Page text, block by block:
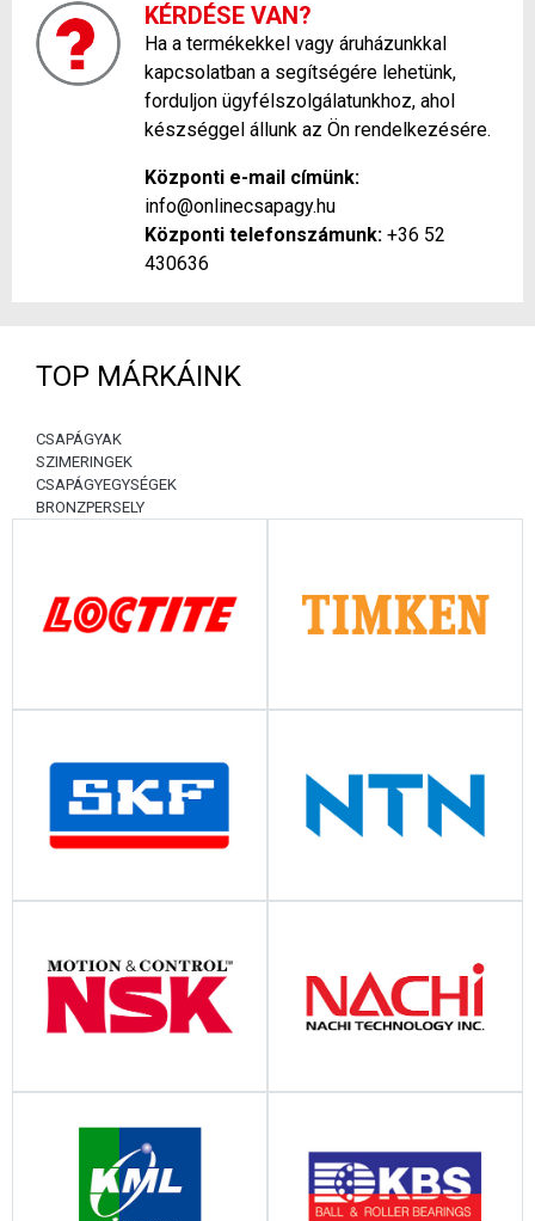
KÉRDÉSE VAN?
Ha a termékekkel vagy áruházunkkal
kapcsolatban a segítségére lehetünk,
forduljon ügyfélszolgálatunkhoz, ahol
készséggel állunk az Ön rendelkezésére.
Központi e-mail címünk:
info@onlinecsapagy.hu
Központi telefonszámunk: +36 52
430636
TOP MÁRKÁINK
CSAPÁGYAK
SZIMERINGEK
CSAPÁGYEGYSÉGEK
BRONZPERSELY